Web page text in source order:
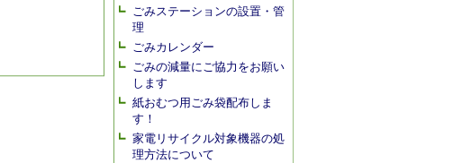
ごみステーションの設置・管
理
ごみカレンダー
ごみの減量にご協力をお願い
します
紙おむつ用ごみ袋配布しま
す！
家電リサイクル対象機器の処
理方法について